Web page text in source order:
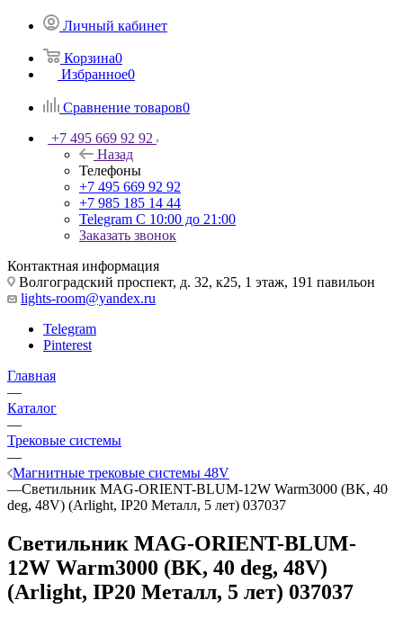
Личный кабинет
Корзина0
Избранное0
Сравнение товаров0
+7 495 669 92 92
Назад
Телефоны
+7 495 669 92 92
+7 985 185 14 44
Telegram С 10:00 до 21:00
Заказать звонок
Контактная информация
Волгоградский проспект, д. 32, к25, 1 этаж, 191 павильон
lights-room@yandex.ru
Telegram
Pinterest
Главная
—
Каталог
—
Трековые системы
—
Магнитные трековые системы 48V
—Светильник MAG-ORIENT-BLUM-12W Warm3000 (BK, 40
deg, 48V) (Arlight, IP20 Металл, 5 лет) 037037
Светильник MAG-ORIENT-BLUM-
12W Warm3000 (BK, 40 deg, 48V)
(Arlight, IP20 Металл, 5 лет) 037037